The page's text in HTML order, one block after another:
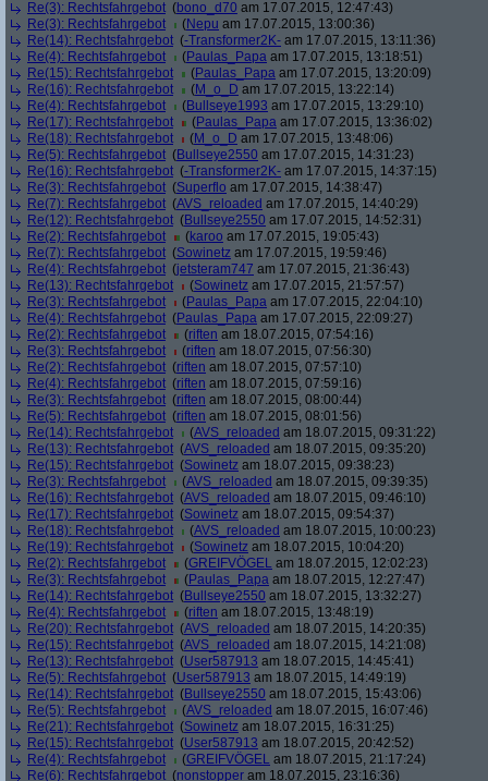
Re(3): Rechtsfahrgebot (bono_d70 am 17.07.2015, 12:47:43)
Re(3): Rechtsfahrgebot
(Nepu am 17.07.2015, 13:00:36)
Re(14): Rechtsfahrgebot (-Transformer2K- am 17.07.2015, 13:11:36)
Re(4): Rechtsfahrgebot
(Paulas_Papa am 17.07.2015, 13:18:51)
Re(15): Rechtsfahrgebot
(Paulas_Papa am 17.07.2015, 13:20:09)
Re(16): Rechtsfahrgebot
(M_o_D am 17.07.2015, 13:22:14)
Re(4): Rechtsfahrgebot
(Bullseye1993 am 17.07.2015, 13:29:10)
Re(17): Rechtsfahrgebot
(Paulas_Papa am 17.07.2015, 13:36:02)
Re(18): Rechtsfahrgebot
(M_o_D am 17.07.2015, 13:48:06)
Re(5): Rechtsfahrgebot (Bullseye2550 am 17.07.2015, 14:31:23)
Re(16): Rechtsfahrgebot (-Transformer2K- am 17.07.2015, 14:37:15)
Re(3): Rechtsfahrgebot (Superflo am 17.07.2015, 14:38:47)
Re(7): Rechtsfahrgebot (AVS_reloaded am 17.07.2015, 14:40:29)
Re(12): Rechtsfahrgebot (Bullseye2550 am 17.07.2015, 14:52:31)
Re(2): Rechtsfahrgebot
(karoo am 17.07.2015, 19:05:43)
Re(7): Rechtsfahrgebot (Sowinetz am 17.07.2015, 19:59:46)
Re(4): Rechtsfahrgebot (jetsteram747 am 17.07.2015, 21:36:43)
Re(13): Rechtsfahrgebot
(Sowinetz am 17.07.2015, 21:57:57)
Re(3): Rechtsfahrgebot
(Paulas_Papa am 17.07.2015, 22:04:10)
Re(4): Rechtsfahrgebot (Paulas_Papa am 17.07.2015, 22:09:27)
Re(2): Rechtsfahrgebot
(riften am 18.07.2015, 07:54:16)
Re(3): Rechtsfahrgebot
(riften am 18.07.2015, 07:56:30)
Re(2): Rechtsfahrgebot (riften am 18.07.2015, 07:57:10)
Re(4): Rechtsfahrgebot (riften am 18.07.2015, 07:59:16)
Re(3): Rechtsfahrgebot (riften am 18.07.2015, 08:00:44)
Re(5): Rechtsfahrgebot (riften am 18.07.2015, 08:01:56)
Re(14): Rechtsfahrgebot
(AVS_reloaded am 18.07.2015, 09:31:22)
Re(13): Rechtsfahrgebot (AVS_reloaded am 18.07.2015, 09:35:20)
Re(15): Rechtsfahrgebot (Sowinetz am 18.07.2015, 09:38:23)
Re(3): Rechtsfahrgebot
(AVS_reloaded am 18.07.2015, 09:39:35)
Re(16): Rechtsfahrgebot (AVS_reloaded am 18.07.2015, 09:46:10)
Re(17): Rechtsfahrgebot (Sowinetz am 18.07.2015, 09:54:37)
Re(18): Rechtsfahrgebot
(AVS_reloaded am 18.07.2015, 10:00:23)
Re(19): Rechtsfahrgebot
(Sowinetz am 18.07.2015, 10:04:20)
Re(2): Rechtsfahrgebot
(GREIFVÖGEL am 18.07.2015, 12:02:23)
Re(3): Rechtsfahrgebot
(Paulas_Papa am 18.07.2015, 12:27:47)
Re(14): Rechtsfahrgebot (Bullseye2550 am 18.07.2015, 13:32:27)
Re(4): Rechtsfahrgebot
(riften am 18.07.2015, 13:48:19)
Re(20): Rechtsfahrgebot (AVS_reloaded am 18.07.2015, 14:20:35)
Re(15): Rechtsfahrgebot (AVS_reloaded am 18.07.2015, 14:21:08)
Re(13): Rechtsfahrgebot (User587913 am 18.07.2015, 14:45:41)
Re(5): Rechtsfahrgebot (User587913 am 18.07.2015, 14:49:19)
Re(14): Rechtsfahrgebot (Bullseye2550 am 18.07.2015, 15:43:06)
Re(5): Rechtsfahrgebot
(AVS_reloaded am 18.07.2015, 16:07:46)
Re(21): Rechtsfahrgebot (Sowinetz am 18.07.2015, 16:31:25)
Re(15): Rechtsfahrgebot (User587913 am 18.07.2015, 20:42:52)
Re(4): Rechtsfahrgebot
(GREIFVÖGEL am 18.07.2015, 21:17:24)
Re(6): Rechtsfahrgebot (nonstopper am 18.07.2015, 23:16:36)